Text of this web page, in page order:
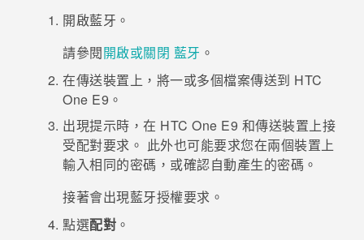
企業採購
VIVELAND
開啟藍牙 。
請參閱開啟或關閉 藍牙 。
在傳送裝置上，將一或多個檔案傳送到 HTC
One E9‍ 。
出現提示時，在 HTC One E9‍ 和傳送裝置上接
受配對要求。 此外也可能要求您在兩個裝置上
輸入相同的密碼，或確認自動產生的密碼。
接著會出現藍牙授權要求。
點選配對 。